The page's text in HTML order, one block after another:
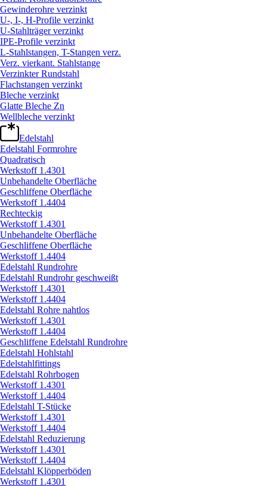
Gewinderohre verzinkt
U-, I-, H-Profile verzinkt
U-Stahlträger verzinkt
IPE-Profile verzinkt
L-Stahlstangen, T-Stangen verz.
Verz. vierkant. Stahlstange
Verzinkter Rundstahl
Flachstangen verzinkt
Bleche verzinkt
Glatte Bleche Zn
Wellbleche verzinkt
Edelstahl
Edelstahl Formrohre
Quadratisch
Werkstoff 1.4301
Unbehandelte Oberfläche
Geschliffene Oberfläche
Werkstoff 1.4404
Rechteckig
Werkstoff 1.4301
Unbehandelte Oberfläche
Geschliffene Oberfläche
Werkstoff 1.4404
Edelstahl Rundrohre
Edelstahl Rundrohr geschweißt
Werkstoff 1.4301
Werkstoff 1.4404
Edelstahl Rohre nahtlos
Werkstoff 1.4301
Werkstoff 1.4404
Geschliffene Edelstahl Rundrohre
Edelstahl Hohlstahl
Edelstahlfittings
Edelstahl Rohrbogen
Werkstoff 1.4301
Werkstoff 1.4404
Edelstahl T-Stücke
Werkstoff 1.4301
Werkstoff 1.4404
Edelstahl Reduzierung
Werkstoff 1.4301
Werkstoff 1.4404
Edelstahl Klöpperböden
Werkstoff 1.4301